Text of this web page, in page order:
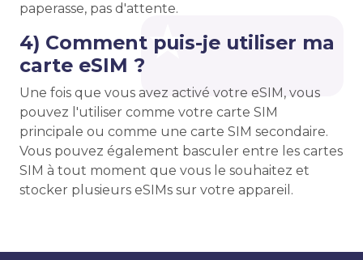
paperasse, pas d'attente.
4) Comment puis-je utiliser ma
carte eSIM ?
Une fois que vous avez activé votre eSIM, vous
pouvez l'utiliser comme votre carte SIM
principale ou comme une carte SIM secondaire.
Vous pouvez également basculer entre les cartes
SIM à tout moment que vous le souhaitez et
stocker plusieurs eSIMs sur votre appareil.